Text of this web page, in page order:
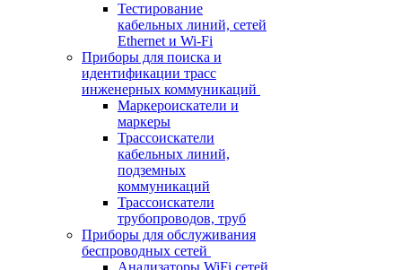
Тестирование
кабельных линий, сетей
Ethernet и Wi-Fi
Приборы для поиска и
идентификации трасс
инженерных коммуникаций
Маркероискатели и
маркеры
Трассоискатели
кабельных линий,
подземных
коммуникаций
Трассоискатели
трубопроводов, труб
Приборы для обслуживания
беспроводных сетей
Анализаторы WiFi сетей